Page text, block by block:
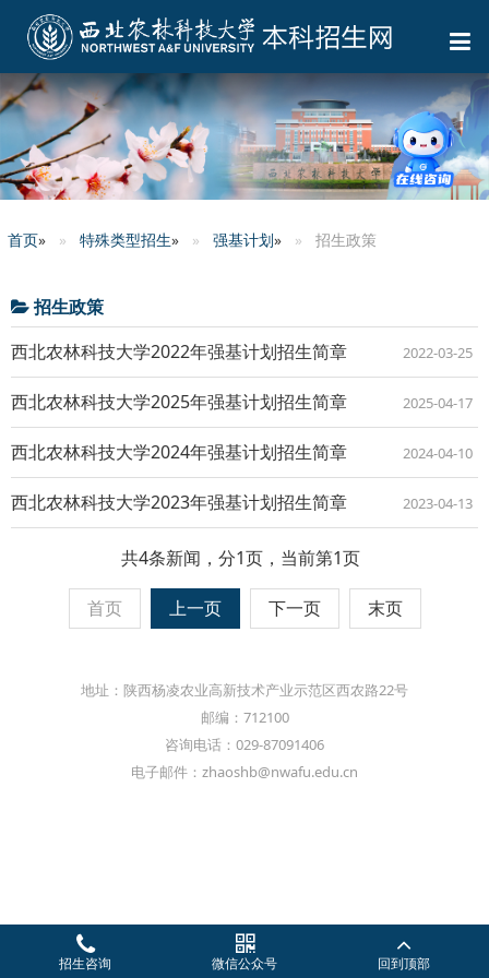
首页» 特殊类型招生» 强基计划» 招生政策
招生政策
西北农林科技大学2022年强基计划招生简章
2022-03-25
西北农林科技大学2025年强基计划招生简章 2025-04-17
西北农林科技大学2024年强基计划招生简章 2024-04-10
西北农林科技大学2023年强基计划招生简章 2023-04-13
共4条新闻，分1页，当前第1页
首页 上一页 下一页 末页
地址：陕西杨凌农业高新技术产业示范区西农路22号
邮编：712100
咨询电话：029-87091406
电子邮件：zhaoshb@nwafu.edu.cn
招生咨询 微信公众号 回到顶部